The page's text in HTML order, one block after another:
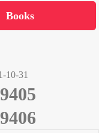
Books
10-31